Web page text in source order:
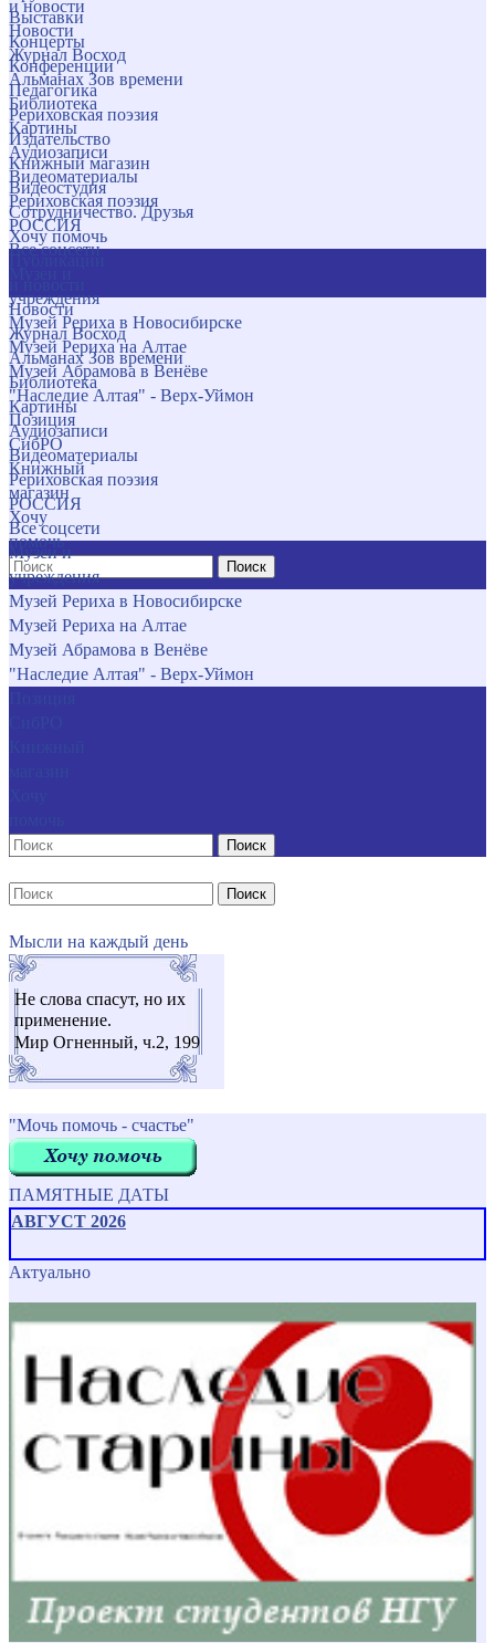
и новости
Новости
Журнал Восход
Альманах Зов времени
Библиотека
Картины
Аудиозаписи
Видеоматериалы
Рериховская поэзия
РОССИЯ
Все соцсети
учреждения
Музей Рериха в Новосибирске
Музей Рериха на Алтае
Музей Абрамова в Венёве
"Наследие Алтая" - Верх-Уймон
Позиция
СибРО
Книжный
магазин
Хочу
помочь
Поиск
Выставки
Концерты
Конференции
Педагогика
Рериховская поэзия
Издательство
Книжный магазин
Видеостудия
Сотрудничество. Друзья
Хочу помочь
Новости
Журнал Восход
Альманах Зов времени
Библиотека
Картины
Аудиозаписи
Видеоматериалы
Рериховская поэзия
РОССИЯ
Все соцсети
Музеи и
учреждения
Музей Рериха в Новосибирске
Музей Рериха на Алтае
Музей Абрамова в Венёве
"Наследие Алтая" - Верх-Уймон
Поиск
Поиск
Мысли на каждый день
Не слова спасут, но их
применение.
Мир Огненный, ч.2, 199
"Мочь помочь - счастье"
ПАМЯТНЫЕ ДАТЫ
АВГУСТ 2026
Актуально